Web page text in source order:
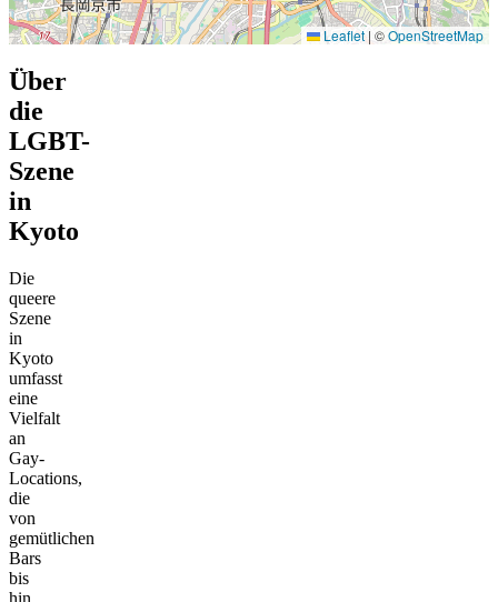
Leaflet | ©OpenStreetMap
Über
die
LGBT-
Szene
in
Kyoto
Die
queere
Szene
in
Kyoto
umfasst
eine
Vielfalt
an
Gay-
Locations,
die
von
gemütlichen
Bars
bis
hin